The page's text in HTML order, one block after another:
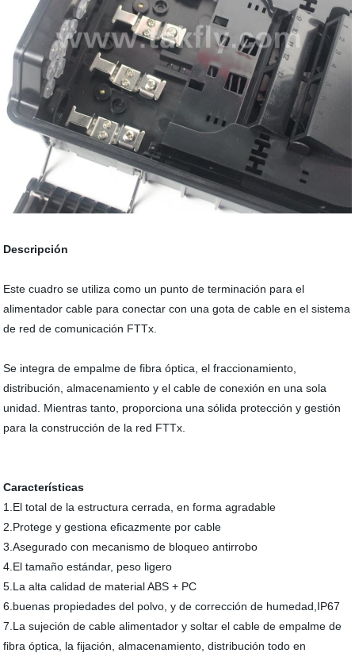
Descripción
Este cuadro se utiliza como un punto de terminación para el
alimentador cable para conectar con una gota de cable en el sistema
de red de comunicación FTTx.
Se integra de empalme de fibra óptica, el fraccionamiento,
distribución, almacenamiento y el cable de conexión en una sola
unidad. Mientras tanto, proporciona una sólida protección y gestión
para la construcción de la red FTTx.
Características
1.El total de la estructura cerrada, en forma agradable
2.Protege y gestiona eficazmente por cable
3.Asegurado con mecanismo de bloqueo antirrobo
4.El tamaño estándar, peso ligero
5.La alta calidad de material ABS + PC
6.buenas propiedades del polvo, y de corrección de humedad,IP67
7.La sujeción de cable alimentador y soltar el cable de empalme de
fibra óptica, la fijación, almacenamiento, distribución todo en